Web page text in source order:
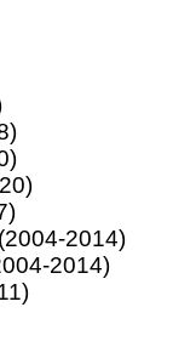
2014)
2014)